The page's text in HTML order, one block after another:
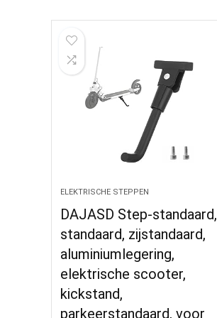
ELEKTRISCHE STEPPEN
DAJASD Step-standaard,
standaard, zijstandaard,
aluminiumlegering,
elektrische scooter,
kickstand,
parkeerstandaard, voor